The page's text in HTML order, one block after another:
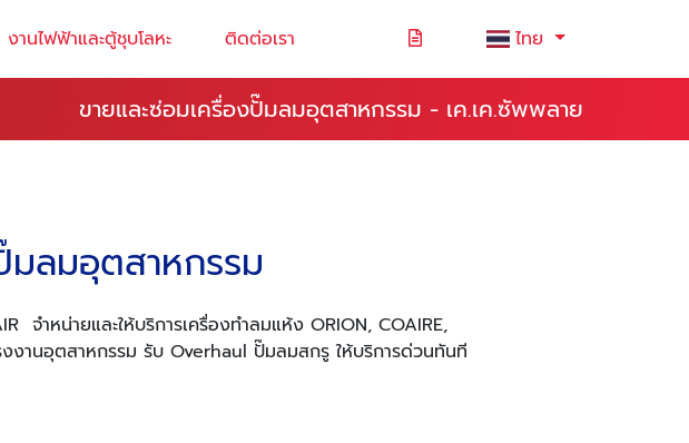
งานไฟฟ้าและตู้ชุบโลหะ ติดต่อเรา ไทย
ขายและซ่อมเครื่องปั๊มลมอุตสาหกรรม - เค.เค.ซัพพลาย
มลมอุตสาหกรรม
จำหน่ายและให้บริการเครื่องทำลมแห้ง ORION, COAIRE,
งงานอุตสาหกรรม รับ Overhaul ปั๊มลมสกรู ให้บริการด่วนทันที